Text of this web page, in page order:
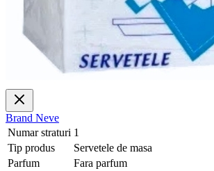
Brand Neve
Numar straturi 1
Tip produs
Servetele de masa
Parfum
Fara parfum